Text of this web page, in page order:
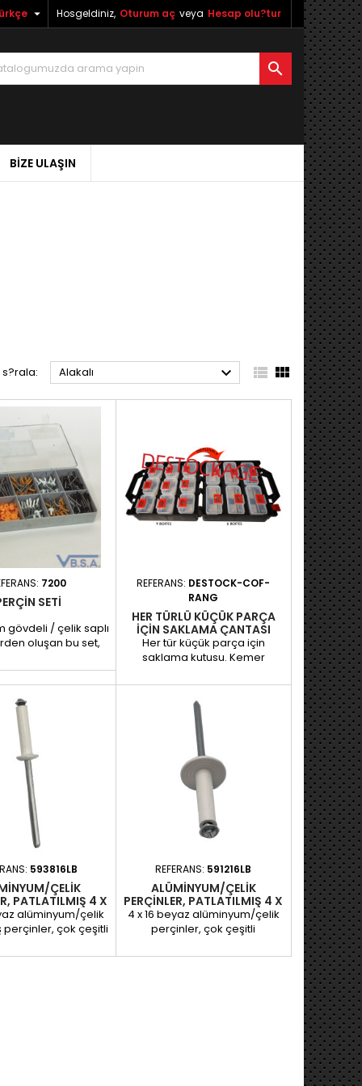
Hosgeldiniz, Oturum aç veya Hesap olu?tur


BIZE ULAŞIN
Alakalı   
7200
SETI
gövdeli / çelik saplı
oluşan bu set,
basınç dağılımı ile
uzun ömürlü bir
Farklı renkler
versiyonları, özel
uyum
kolaylaştırır.
REF. 593816 –
ALÜMİNYUM/ÇELİK
PERÇİN 4 X 16 REF.
– 30 ADET...
REFERANS: DESTOCK-COF-
RANG
HER TÜRLÜ KÜÇÜK PARÇA
IÇIN SAKLAMA ÇANTASI
Her tür küçük parça için
saklama kutusu. Kemer
kutu içerir: 6 kutu: 90 x 60 x 60
mm 9 kutu: 135 x 60 x 60 mm
Boyutlar: 300 x 145 x 330 mm
593816LB
ÇELIK
PATLATILMIŞ 4 X
- 4 RENK
alüminyum/çelik
perçinler, çok çeşitli
bir sabitleme
REFERANS: 591216LB
ALÜMINYUM/ÇELIK
PERÇINLER, PATLATILMIŞ 4 X
16 - C12 - 2 RENK
4 x 16 beyaz alüminyum/çelik
perçinler, çok çeşitli
dayanıklı bir sabitleme